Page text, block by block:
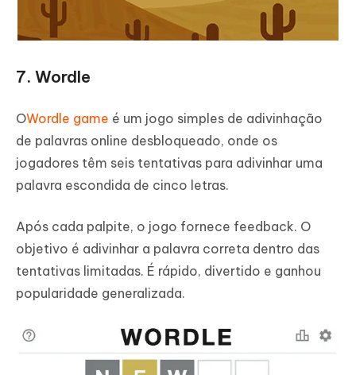
7. Wordle
OWordle game é um jogo simples de adivinhação
de palavras online desbloqueado, onde os
jogadores têm seis tentativas para adivinhar uma
palavra escondida de cinco letras.
Após cada palpite, o jogo fornece feedback. O
objetivo é adivinhar a palavra correta dentro das
tentativas limitadas. É rápido, divertido e ganhou
popularidade generalizada.